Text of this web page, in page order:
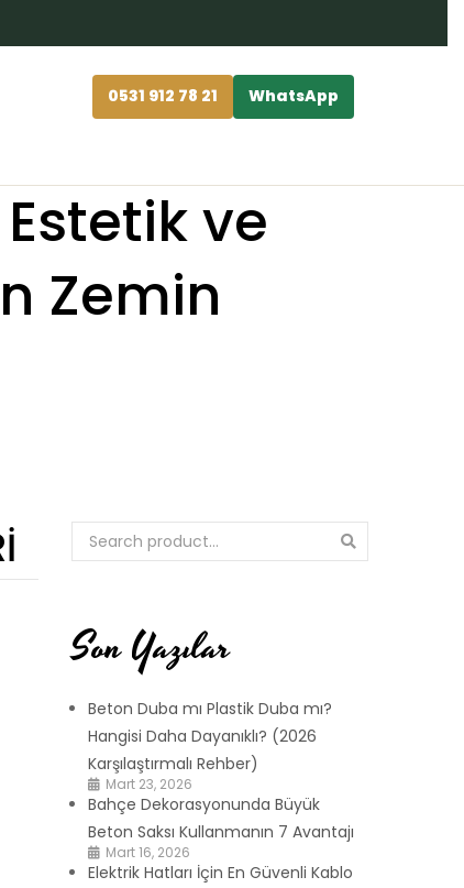
0531 912 78 21 WhatsApp
ve
Zemin
Son Yazılar
Beton Duba mı Plastik Duba mı?
Hangisi Daha Dayanıklı? (2026
Karşılaştırmalı Rehber)
Mart 23, 2026
Bahçe Dekorasyonunda Büyük
Beton Saksı Kullanmanın 7 Avantajı
Mart 16, 2026
Elektrik Hatları İçin En Güvenli Kablo